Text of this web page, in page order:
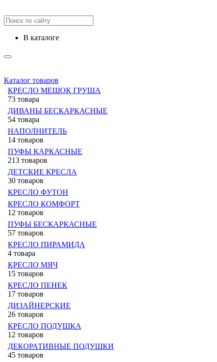
в каталоге
Каталог товаров
КРЕСЛО МЕШОК ГРУША
73 товара
ДИВАНЫ БЕСКАРКАСНЫЕ
54 товара
НАПОЛНИТЕЛЬ
14 товаров
ПУФЫ КАРКАСНЫЕ
213 товаров
ДЕТСКИЕ КРЕСЛА
30 товаров
КРЕСЛО ФУТОН
КРЕСЛО КОМФОРТ
12 товаров
ПУФЫ БЕСКАРКАСНЫЕ
57 товаров
КРЕСЛО ПИРАМИДА
4 товара
КРЕСЛО МЯЧ
15 товаров
КРЕСЛО ПЕНЕК
17 товаров
ДИЗАЙНЕРСКИЕ
26 товаров
КРЕСЛО ПОДУШКА
12 товаров
ДЕКОРАТИВНЫЕ ПОДУШКИ
45 товаров